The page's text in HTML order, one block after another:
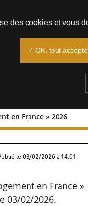
en France » 2026
en
le 03/02/2026 à 14:01
en France
03/02/2026.
des cookies et vous
✓ OK, tout